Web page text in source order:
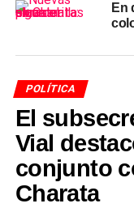
Rach destacó
especialmente el
El cuartel
agenda
En
POLÍTICA
El
Vial
conjunto
Charata